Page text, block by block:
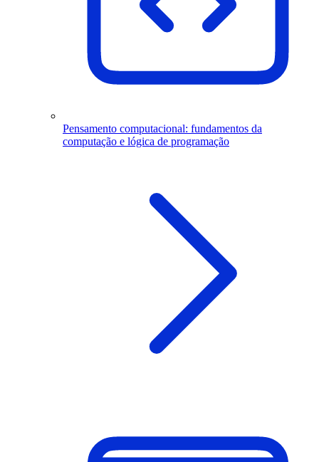
Pensamento computacional: fundamentos da
computação e lógica de programação